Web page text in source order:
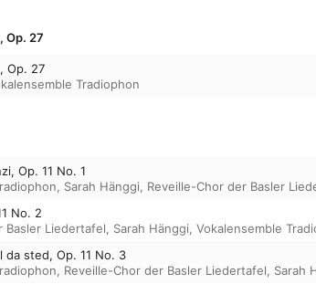
Op. 27
Op. 27
Tradiophon
Op. 11 No. 1
, Sarah Hänggi, Reveille-Chor der Basler
No. 2
Basler Liedertafel, Sarah Hänggi, Vokalensemble
sted, Op. 11 No. 3
, Reveille-Chor der Basler Liedertafel, Sarah